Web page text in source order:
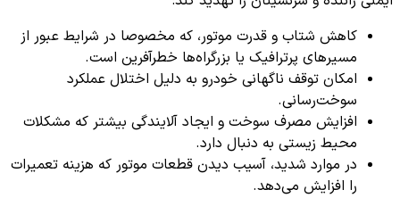
کاهش شتاب و قدرت موتور، که مخصوصا در شرایط عبور از
مسیرهای پرترافیک یا بزرگراه‌ها خطرآفرین است.
امکان توقف ناگهانی خودرو به دلیل اختلال عملکرد
سوخت‌رسانی.
افزایش مصرف سوخت و ایجاد آلایندگی بیشتر که مشکلات
محیط زیستی به دنبال دارد.
در موارد شدید، آسیب دیدن قطعات موتور که هزینه تعمیرات
را افزایش می‌دهد.